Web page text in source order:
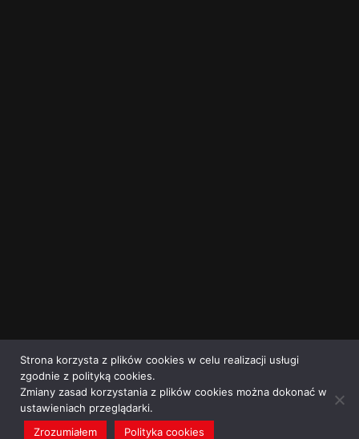
Strona korzysta z plików cookies w celu realizacji usługi
zgodnie z polityką cookies.
Zmiany zasad korzystania z plików cookies można dokonać w
ustawieniach przeglądarki.
Zrozumiałem
Polityka cookies